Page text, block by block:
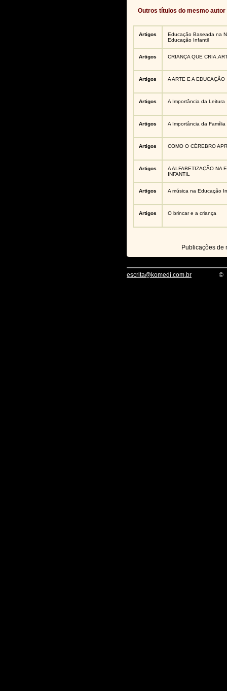
Outros títulos do mesmo autor
Artigos
Educação Baseada na
Educação Infantil
Artigos CRIANÇA QUE
Artigos A ARTE E A EDUCAÇÃO
Artigos A Importância da Leitura
Artigos A Importância da
Artigos COMO O CÉREBRO
Artigos
A ALFABETIZAÇÃO NA
INFANTIL
Artigos A música na Educação
Artigos O brincar e a criança
Publicações de
escrita@komedi.com.br ©